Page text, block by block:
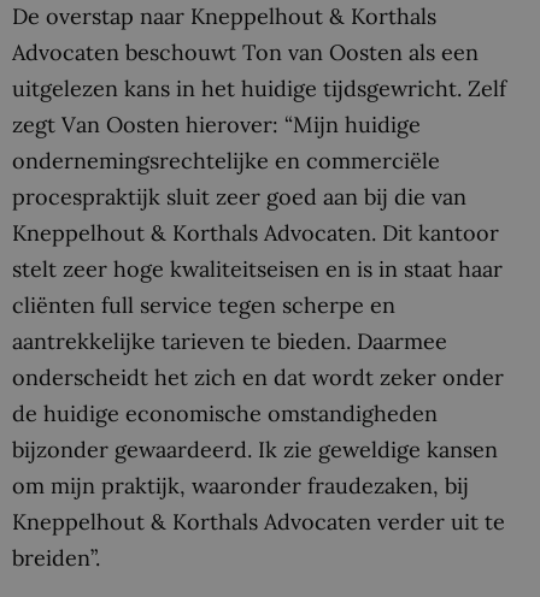
De overstap naar Kneppelhout & Korthals
Advocaten beschouwt Ton van Oosten als een
uitgelezen kans in het huidige tijdsgewricht. Zelf
zegt Van Oosten hierover: “Mijn huidige
ondernemingsrechtelijke en commerciële
procespraktijk sluit zeer goed aan bij die van
Kneppelhout & Korthals Advocaten. Dit kantoor
stelt zeer hoge kwaliteitseisen en is in staat haar
cliënten full service tegen scherpe en
aantrekkelijke tarieven te bieden. Daarmee
onderscheidt het zich en dat wordt zeker onder
de huidige economische omstandigheden
bijzonder gewaardeerd. Ik zie geweldige kansen
om mijn praktijk, waaronder fraudezaken, bij
Kneppelhout & Korthals Advocaten verder uit te
breiden”.